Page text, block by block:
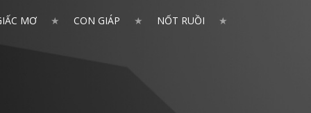
MƠ CON GIÁP NỐT RUỒI